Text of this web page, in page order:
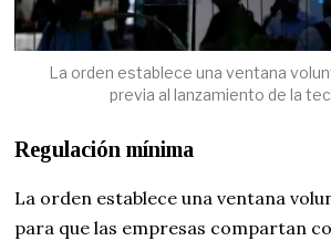
La orden establece una ventana
previa al lanzamiento de la
Regulación mínima
La orden establece una ventana
para que las empresas compartan